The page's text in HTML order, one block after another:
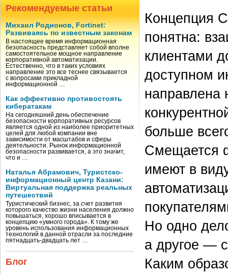
Рекомендуемые статьи
Михаил Родионов, Fortinet:
Развиваясь по известным законам
В настоящее время информационная
безопасность представляет собой вполне
самостоятельное мощное направление
корпоративной автоматизации.
Естественно, что в таких условиях
направление это все теснее связывается
с вопросами прикладной
информационной …
Как эффективно противостоять
кибератакам
На сегодняшний день обеспечение
безопасности корпоративных ресурсов
является одной из наиболее приоритетных
целей для любой компании вне
зависимости от масштабов и сферы
деятельности. Рынок информационной
безопасности развивается, а это значит,
что и …
Наталья Абрамович, Туристско-
информационный центр Казани:
Виртуальная поддержка реальных
путешествий
Туристический бизнес, за счет развития
которого качество жизни населения должно
повышаться, хорошо вписывается в
концепцию «умного города». К тому же
уровень использования информационных
технологий в данной отрасли за последние
пятнадцать-двадцать лет …
Блог
Концепция
понятна:
клиентами
доступном
направлена
больше
Смещается
имеют в
Но одно
а другое —
Каким